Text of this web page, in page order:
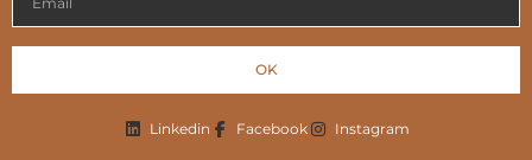
OK
Linkedin Facebook Instagram